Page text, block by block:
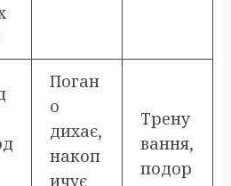
Поган
о
дихає,
накоп
ичує
Трену
вання,
подор